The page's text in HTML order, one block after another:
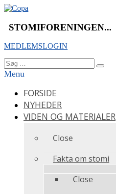
Videre
indhold
STOMIFORENINGEN...
MEDLEMSLOGIN
Søg
efter:
Søg
Menu
FORSIDE
NYHEDER
VIDEN OG MATERIALER
Close
Fakta om stomi
Close